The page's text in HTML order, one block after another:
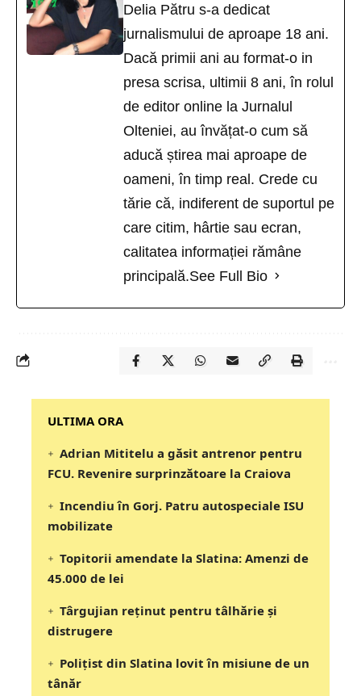
Delia Pătru s-a dedicat
jurnalismului de aproape 18 ani.
Dacă primii ani au format-o in
presa scrisa, ultimii 8 ani, în rolul
de editor online la Jurnalul
Olteniei, au învățat-o cum să
aducă știrea mai aproape de
oameni, în timp real. Crede cu
tărie că, indiferent de suportul pe
care citim, hârtie sau ecran,
calitatea informației rămâne
principală.See Full Bio
‎‎‎‎‎‎‎ULTIMA ORA
Adrian Mititelu a găsit antrenor pentru
FCU. Revenire surprinzătoare la Craiova
Incendiu în Gorj. Patru autospeciale ISU
mobilizate
Topitorii amendate la Slatina: Amenzi de
45.000 de lei
Târgujian reținut pentru tâlhărie și
distrugere
Polițist din Slatina lovit în misiune de un
tânăr